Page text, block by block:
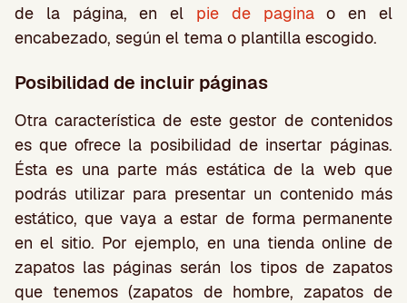
de la página, en el pie de paginao en el
encabezado, según el tema o plantilla escogido.
Posibilidad de incluir páginas
Otra característica de este gestor de contenidos
es que ofrece la posibilidad de insertar páginas.
Ésta es una parte más estática de la web que
podrás utilizar para presentar un contenido más
estático, que vaya a estar de forma permanente
en el sitio. Por ejemplo, en una tienda online de
zapatos las páginas serán los tipos de zapatos
que tenemos (zapatos de hombre, zapatos de